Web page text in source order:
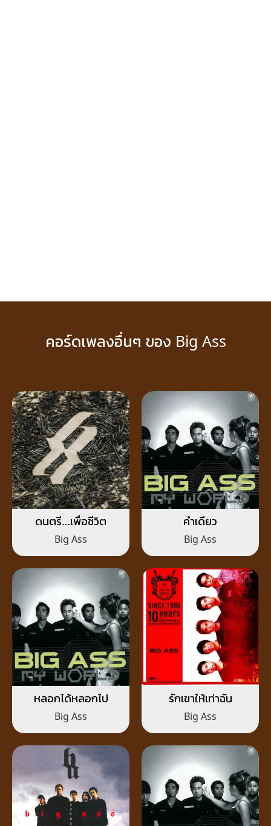
คอร์ดเพลงอื่นๆ ของ Big Ass
ดนตรี…เพื่อชีวิต
Big Ass
คำเดียว
Big Ass
หลอกได้หลอกไป
Big Ass
รักเขาให้เท่าฉัน
Big Ass